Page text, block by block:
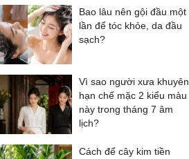
Bao lâu nên gội đầu một
lần để tóc khỏe, da đầu
sạch?
Vì sao người xưa khuyên
hạn chế mặc 2 kiểu màu
này trong tháng 7 âm
lịch?
Cách để cây kim tiền